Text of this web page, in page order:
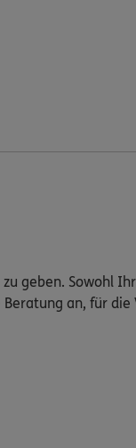
geben. Sowohl
an, für